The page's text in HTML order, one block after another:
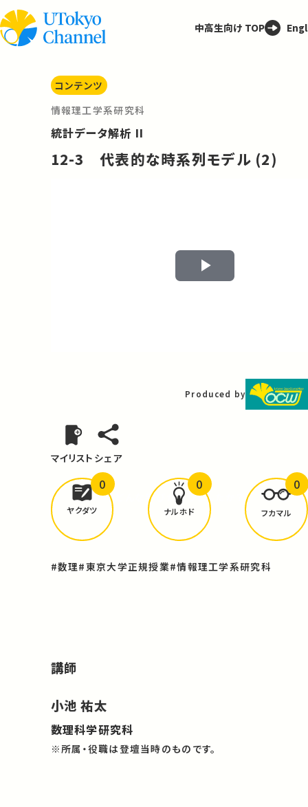
中高生向け TOP
コンテンツ
情報理工学系研究科
統計データ解析 II
12-3 代表的な時系列モデル (2)
Play
Produced by
マイリスト シェア
どんな学びがありましたか？
ヤクダツ
0
ナルホド
0
フカマル
0
#数理#東京大学正規授業#情報理工学系研究科
講師
小池 祐太
数理科学研究科
※所属・役職は登壇当時のものです。